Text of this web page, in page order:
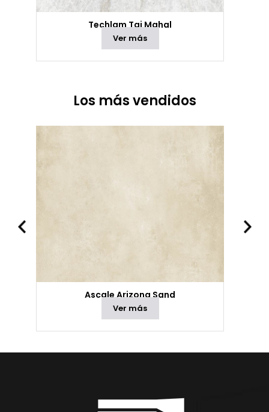
Techlam Taj Mahal
Ver más
Los más vendidos
Ascale Arizona Sand
Ver más